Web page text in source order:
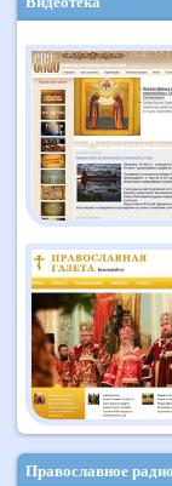
Православное радио